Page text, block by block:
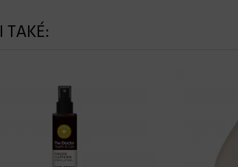
TAKÉ: